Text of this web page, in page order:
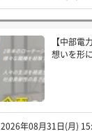
【中部電
想いを形
2026年08月31日(月)